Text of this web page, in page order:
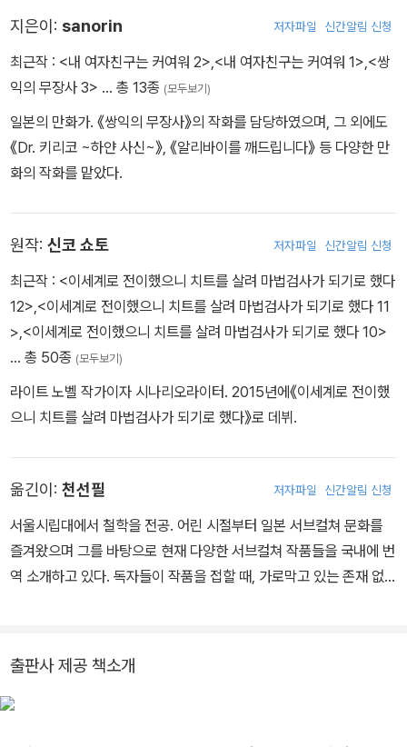
지은이: sanorin 저자파일 신간알림 신청
최근작 : <내 여자친구는 커여워 2> <내 여자친구는 커여워 1> <쌍
익의 무장사 3> … 총 13종 (모두보기)
일본의 만화가. 《쌍익의 무장사》의 작화를 담당하였으며, 그 외에도
《Dr. 키리코 ~하얀 사신~》, 《알리바이를 깨드립니다》 등 다양한 만
화의 작화를 맡았다.
원작: 신코 쇼토 저자파일 신간알림 신청
최근작 : <이세계로 전이했으니 치트를 살려 마법검사가 되기로 했다
12> <이세계로 전이했으니 치트를 살려 마법검사가 되기로 했다 11
> <이세계로 전이했으니 치트를 살려 마법검사가 되기로 했다 10>
… 총 50종 (모두보기)
라이트 노벨 작가이자 시나리오라이터. 2015년에《이세계로 전이했
으니 치트를 살려 마법검사가 되기로 했다》로 데뷔.
옮긴이: 천선필 저자파일 신간알림 신청
서울시립대에서 철학을 전공. 어린 시절부터 일본 서브컬쳐 문화를
즐겨왔으며 그를 바탕으로 현재 다양한 서브컬쳐 작품들을 국내에 번
역 소개하고 있다. 독자들이 작품을 접할 때, 가로막고 있는 존재 없이
출판사 제공 책소개